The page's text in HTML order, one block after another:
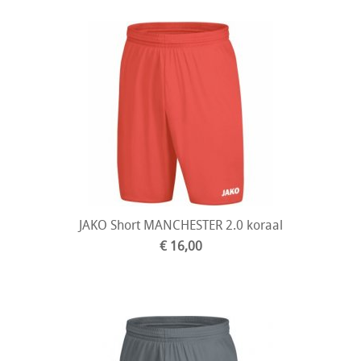
JAKO Short MANCHESTER 2.0 koraal
€ 16,00